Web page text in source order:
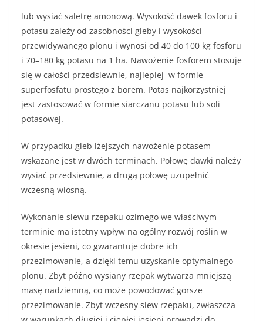
lub wysiać saletrę amonową. Wysokość dawek fosforu i
potasu zależy od zasobności gleby i wysokości
przewidywanego plonu i wynosi od 40 do 100 kg fosforu
i 70–180 kg potasu na 1 ha. Nawożenie fosforem stosuje
się w całości przedsiewnie, najlepiej w formie
superfosfatu prostego z borem. Potas najkorzystniej
jest zastosować w formie siarczanu potasu lub soli
potasowej.
W przypadku gleb lżejszych nawożenie potasem
wskazane jest w dwóch terminach. Połowę dawki należy
wysiać przedsiewnie, a drugą połowę uzupełnić
wczesną wiosną.
Wykonanie siewu rzepaku ozimego we właściwym
terminie ma istotny wpływ na ogólny rozwój roślin w
okresie jesieni, co gwarantuje dobre ich
przezimowanie, a dzięki temu uzyskanie optymalnego
plonu. Zbyt późno wysiany rzepak wytwarza mniejszą
masę nadziemną, co może powodować gorsze
przezimowanie. Zbyt wczesny siew rzepaku, zwłaszcza